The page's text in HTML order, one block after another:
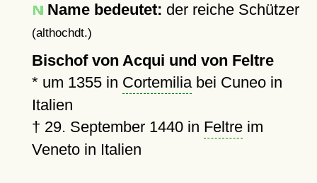
Name bedeutet: der reiche Schützer
(althochdt.)
Bischof von Acqui und von Feltre
* um 1355in Cortemiliabei Cuneo in
Italien
† 29. September 1440in Feltreim
Veneto in Italien